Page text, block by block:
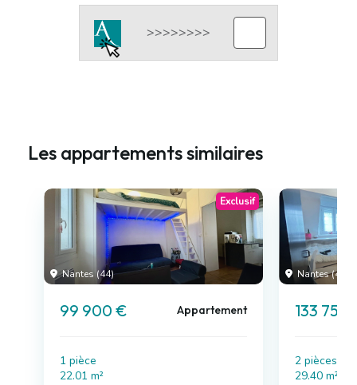
Les appartements similaires
Nantes (44)
Exclusif
99 900 € Appartement
1 pièce
22.01 m²
Nantes (44)
133 750
2 pièces , 1
29.40 m²